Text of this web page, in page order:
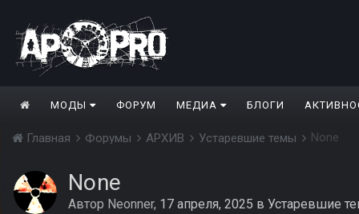
МОДЫ ФОРУМ МЕДИА БЛОГИ
Главная Форумы АРХИВ Устаревшие темы None
None
Автор Neonner, 17 апреля, 2025 в Устаревшие